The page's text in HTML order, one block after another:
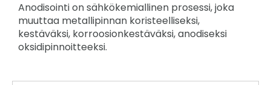
Anodisointi on sähkökemiallinen prosessi, joka
muuttaa metallipinnan koristeelliseksi,
kestäväksi, korroosionkestäväksi, anodiseksi
oksidipinnoitteeksi.